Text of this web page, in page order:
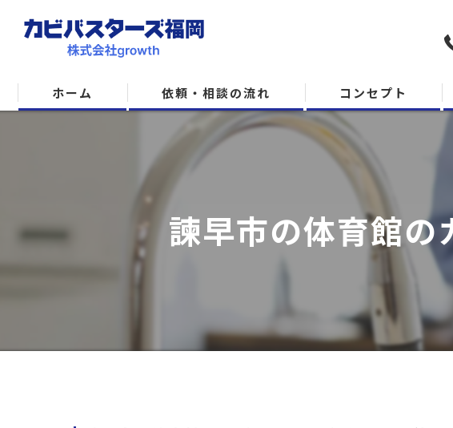
ホーム 依頼・相談の流れ コンセプト
諫早市の体育館の